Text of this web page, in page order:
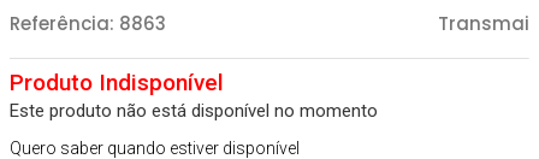
Transmai
Referência: 8863
Este produto não está disponível no momento
Quero saber quando estiver disponível
3º Luva Latex
4º Littmann
5º Estetoscopio Littmann
6 º Aparelho Pressão